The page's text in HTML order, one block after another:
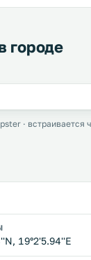
городе
· встраивается
19°2'5.94''E